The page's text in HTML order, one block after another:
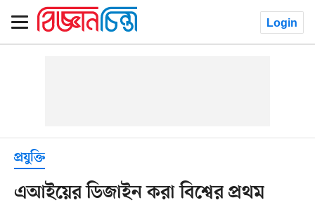
Login
প্রযুক্তি
এআইয়ের ডিজাইন করা বিশ্বের প্রথম